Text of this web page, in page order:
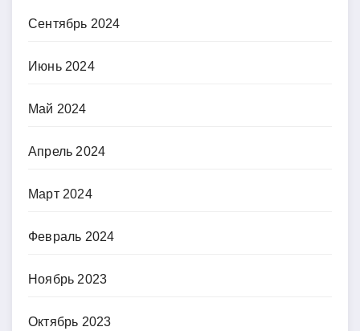
Сентябрь 2024
Июнь 2024
Май 2024
Апрель 2024
Март 2024
Февраль 2024
Ноябрь 2023
Октябрь 2023